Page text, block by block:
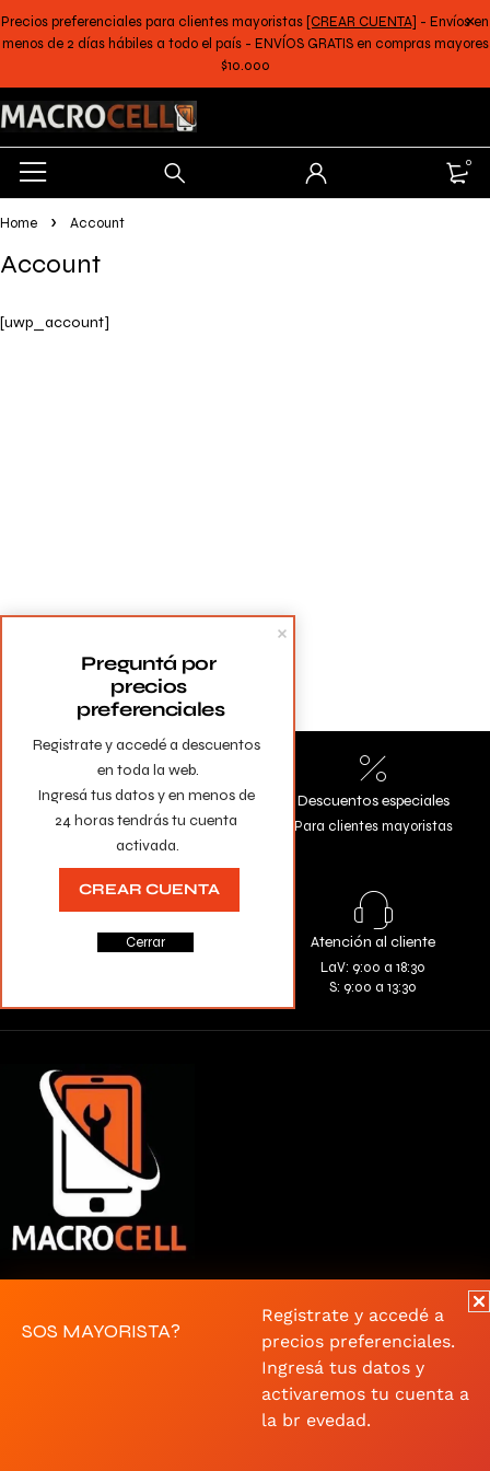
Precios preferenciales para clientes mayoristas [CREAR CUENTA] - Envíos en
menos de 2 días hábiles a todo el país - ENVÍOS GRATIS en compras mayores
$10.000
0
Home Account
Account
[uwp_account]
SOS MAYORISTA?
Registrate y accedé a
precios preferenciales.
Ingresá tus datos y
activaremos tu cuenta a
la br evedad.
Envíos a todo el país
Gratis en compras mayores a
$10.000
Descuentos especiales
Para clientes mayoristas
Todas las tarjetas Atención al cliente
LaV: 9:00 a 18:30
S: 9:00 a 13:30
Macrocell Mayorista
Registrate y accedé a descuentos
en toda la web.
Ingresá tus datos y en menos de
24 horas tendrás tu cuenta
activada.
Preguntá por
precios
preferenciales
CREAR CUENTA
Cerrar